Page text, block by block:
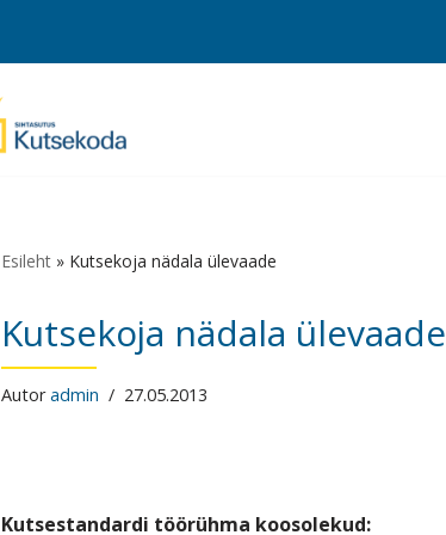
Esileht» Kutsekoja nädala ülevaade
Kutsekoja nädala ülevaade
Autoradmin 27.05.2013
Kutsestandardi töörühma koosolekud: